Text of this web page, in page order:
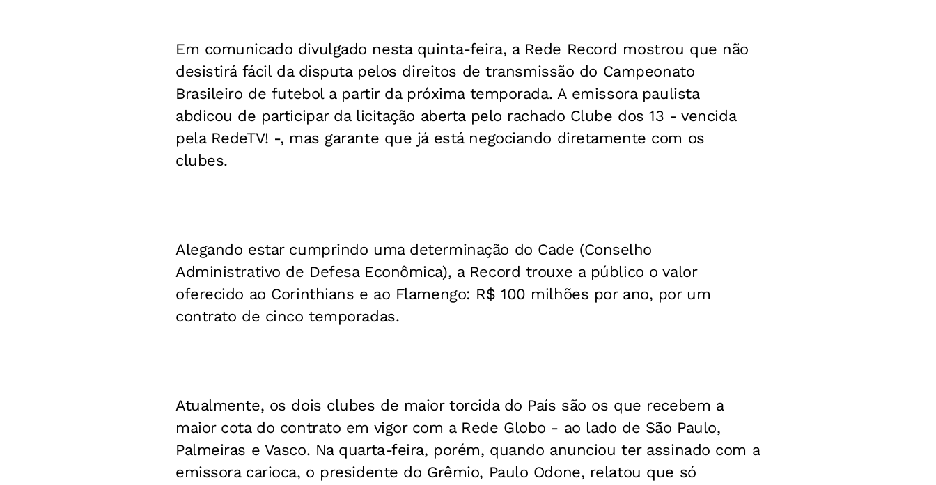
Em comunicado divulgado nesta quinta-feira, a Rede Record mostrou que não
desistirá fácil da disputa pelos direitos de transmissão do Campeonato
Brasileiro de futebol a partir da próxima temporada. A emissora paulista
abdicou de participar da licitação aberta pelo rachado Clube dos 13 - vencida
pela RedeTV! -, mas garante que já está negociando diretamente com os
clubes.
Alegando estar cumprindo uma determinação do Cade (Conselho
Administrativo de Defesa Econômica), a Record trouxe a público o valor
oferecido ao Corinthians e ao Flamengo: R$ 100 milhões por ano, por um
contrato de cinco temporadas.
Atualmente, os dois clubes de maior torcida do País são os que recebem a
maior cota do contrato em vigor com a Rede Globo - ao lado de São Paulo,
Palmeiras e Vasco. Na quarta-feira, porém, quando anunciou ter assinado com a
emissora carioca, o presidente do Grêmio, Paulo Odone, relatou que só